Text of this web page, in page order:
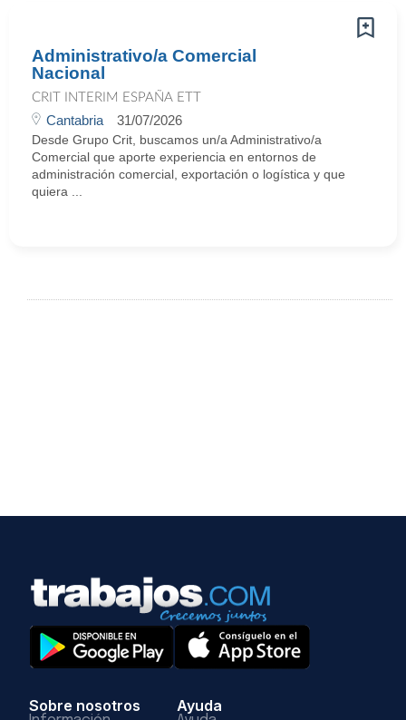
Administrativo/a Comercial
Nacional
CRIT INTERIM ESPAÑA ETT
Cantabria 31/07/2026
Desde Grupo Crit, buscamos un/a Administrativo/a
Comercial que aporte experiencia en entornos de
administración comercial, exportación o logística y que
quiera ...
Sobre nosotros Ayuda